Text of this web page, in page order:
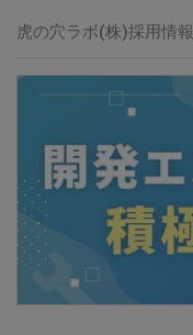
虎の穴ラボ(株)採用情報